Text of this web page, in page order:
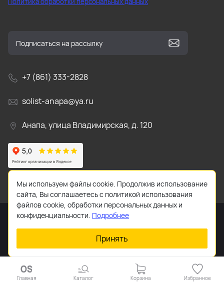
+7 (861) 333-2828
solist-anapa@ya.ru
Анапа, улица Владимирская, д. 120
2026 © Все права защищены.
Главная Каталог Корзина Избранное
Мы используем файлы cookie. Продолжив использование
сайта, Вы соглашаетесь с политикой использования
файлов cookie, обработки персональных данных и
конфиденциальности. Подробнее
Принять